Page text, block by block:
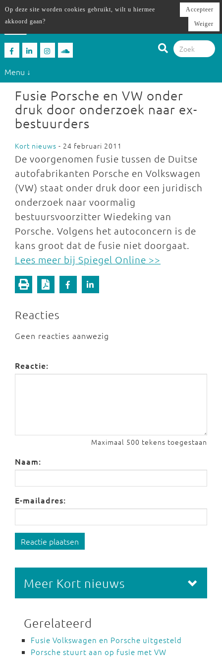
Menu ↓
Fusie Porsche en VW onder
druk door onderzoek naar ex-
bestuurders
Kort nieuws - 24 februari 2011
De voorgenomen fusie tussen de Duitse
autofabrikanten Porsche en Volkswagen
(VW) staat onder druk door een juridisch
onderzoek naar voormalig
bestuursvoorzitter Wiedeking van
Porsche. Volgens het autoconcern is de
kans groot dat de fusie niet doorgaat.
Lees meer bij Spiegel Online >>
Reacties
Geen reacties aanwezig
Reactie:
Maximaal 500 tekens toegestaan
Naam:
E-mailadres:
Reactie plaatsen
Meer Kort nieuws
Gerelateerd
Fusie Volkswagen en Porsche uitgesteld
Porsche stuurt aan op fusie met VW
Op deze site worden cookies gebruikt, wilt u hiermee
akkoord gaan?
Accepteer
Weiger